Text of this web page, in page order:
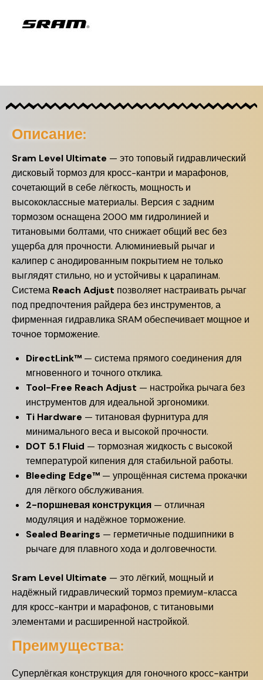
Описание:
Sram Level Ultimate — это топовый гидравлический
дисковый тормоз для кросс-кантри и марафонов,
сочетающий в себе лёгкость, мощность и
высококлассные материалы. Версия с задним
тормозом оснащена 2000 мм гидролинией и
титановыми болтами, что снижает общий вес без
ущерба для прочности. Алюминиевый рычаг и
калипер с анодированным покрытием не только
выглядят стильно, но и устойчивы к царапинам.
Система Reach Adjust позволяет настраивать рычаг
под предпочтения райдера без инструментов, а
фирменная гидравлика SRAM обеспечивает мощное и
точное торможение.
DirectLink™ — система прямого соединения для
мгновенного и точного отклика.
Tool-Free Reach Adjust — настройка рычага без
инструментов для идеальной эргономики.
Ti Hardware — титановая фурнитура для
минимального веса и высокой прочности.
DOT 5.1 Fluid — тормозная жидкость с высокой
температурой кипения для стабильной работы.
Bleeding Edge™ — упрощённая система прокачки
для лёгкого обслуживания.
2-поршневая конструкция — отличная
модуляция и надёжное торможение.
Sealed Bearings — герметичные подшипники в
рычаге для плавного хода и долговечности.
Sram Level Ultimate — это лёгкий, мощный и
надёжный гидравлический тормоз премиум-класса
для кросс-кантри и марафонов, с титановыми
элементами и расширенной настройкой.
Преимущества:
Суперлёгкая конструкция для гоночного кросс-кантри